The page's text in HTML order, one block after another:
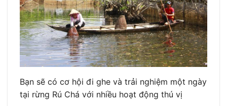
Bạn sẽ có cơ hội đi ghe và trải nghiệm một ngày
tại rừng Rú Chá với nhiều hoạt động thú vị